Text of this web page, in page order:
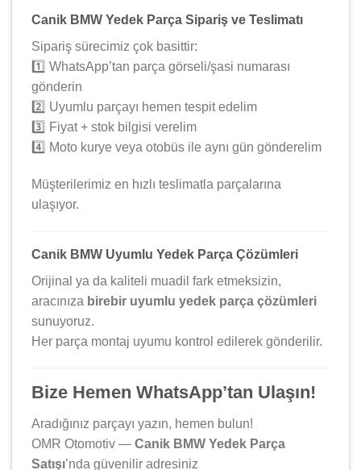
Canik BMW Yedek Parça Sipariş ve Teslimatı
Sipariş sürecimiz çok basittir:
1️⃣ WhatsApp’tan parça görseli/şasi numarası
gönderin
2️⃣ Uyumlu parçayı hemen tespit edelim
3️⃣ Fiyat + stok bilgisi verelim
4️⃣ Moto kurye veya otobüs ile aynı gün gönderelim
Müşterilerimiz en hızlı teslimatla parçalarına
ulaşıyor.
Canik BMW Uyumlu Yedek Parça Çözümleri
Orijinal ya da kaliteli muadil fark etmeksizin,
aracınıza birebir uyumlu yedek parça çözümleri
sunuyoruz.
Her parça montaj uyumu kontrol edilerek gönderilir.
Bize Hemen WhatsApp’tan Ulaşın!
Aradığınız parçayı yazın, hemen bulun!
OMR Otomotiv — Canik BMW Yedek Parça
Satışı’nda güvenilir adresiniz